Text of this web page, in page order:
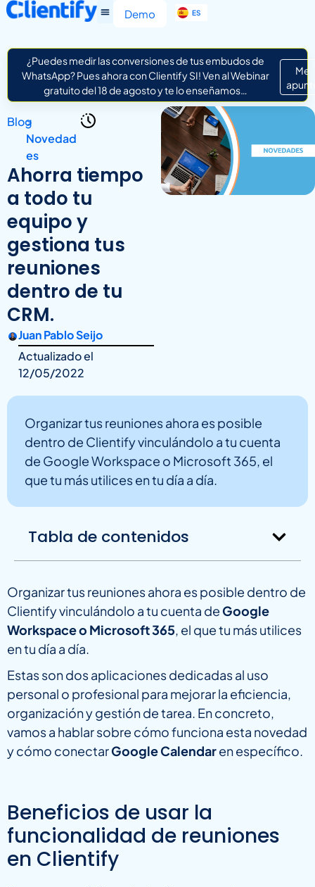
Demo ES
IT
¿Puedes medir las conversiones de tus embudos de
WhatsApp? Pues ahora con Clientify SI! Ven al Webinar
gratuito del 18 de agosto y te lo enseñamos…
Me
Blog
>
Novedad
es
Ahorra tiempo
a todo tu
equipo y
gestiona tus
reuniones
dentro de tu
CRM.
Juan Pablo Seijo
Actualizado el
12/05/2022
Organizar tus reuniones ahora es posible
dentro de Clientify vinculándolo a tu cuenta
de Google Workspace o Microsoft 365, el
que tu más utilices en tu día a día.
Tabla de contenidos
Organizar tus reuniones ahora es posible dentro de
Clientify vinculándolo a tu cuenta de Google
Workspace o Microsoft 365, el que tu más utilices
en tu día a día.
Estas son dos aplicaciones dedicadas al uso
personal o profesional para mejorar la eficiencia,
organización y gestión de tarea. En concreto,
vamos a hablar sobre cómo funciona esta novedad
y cómo conectarGoogle Calendaren específico.
Beneficios de usar la
funcionalidad de reuniones
en Clientify